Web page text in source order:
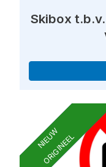
Skibox
NIEUW
ORIGINEEL